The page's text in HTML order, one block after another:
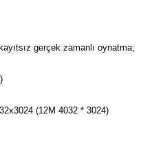
gerçek zamanlı oynatma;
(12M 4032 * 3024)